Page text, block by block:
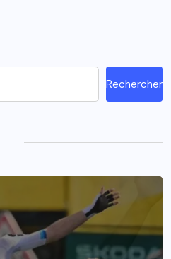
Rechercher